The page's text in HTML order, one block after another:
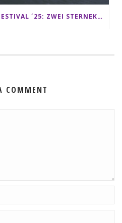
EXCELLENCE GOURMETFESTIVAL ´25: ZWEI STERNEKÖCHE ANTONIO GUIDA & DARIO MORESCO VERWÖHNEN IHRE GÄSTE AUF EINER LUXERIÖSEN SCHIFFSREISE
COMMENT